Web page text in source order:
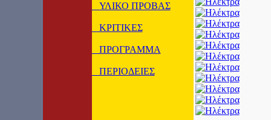
ΥΛΙΚΟ ΠΡΟΒΑΣ
ΚΡΙΤΙΚΕΣ
ΠΡΟΓΡΑΜΜΑ
ΠΕΡΙΟΔΕΙΕΣ